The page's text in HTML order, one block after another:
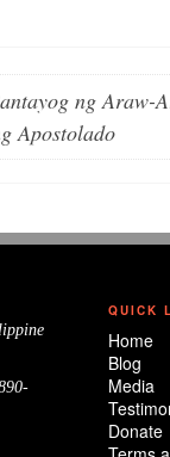
ng
Apostolado
QUICK
Home
Blog
Media
Donate